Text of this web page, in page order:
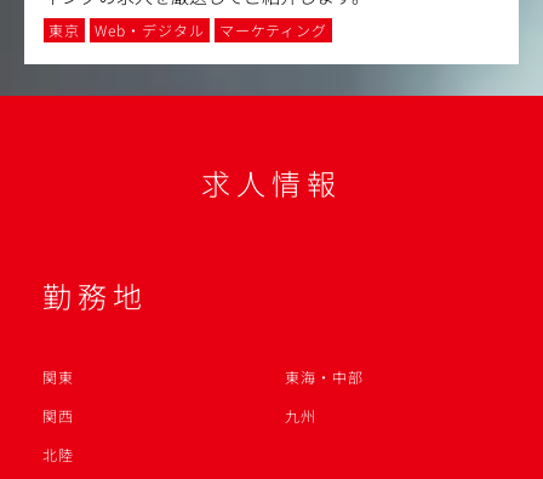
東京 Web・デジタル マーケティング
求人情報
勤務地
関東
東海・中部
関西
九州
北陸